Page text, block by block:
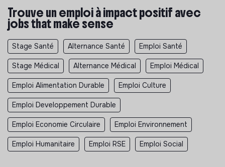
Trouve un emploi à impact positif avec
jobs that make sense
Stage Santé Alternance Santé Emploi Santé
Stage Médical Alternance Médical Emploi Médical
Emploi Alimentation Durable Emploi Culture
Emploi Developpement Durable
Emploi Economie Circulaire Emploi Environnement
Emploi Humanitaire Emploi RSE Emploi Social